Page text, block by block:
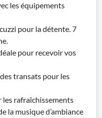
les équipements
pour la détente. 7
pour recevoir vos
transats pour les
rafraîchissements
la musique d’ambiance